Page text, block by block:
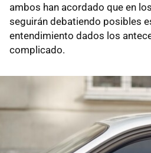
ambos han acordado que en
seguirán debatiendo posibles
entendimiento dados los
complicado.